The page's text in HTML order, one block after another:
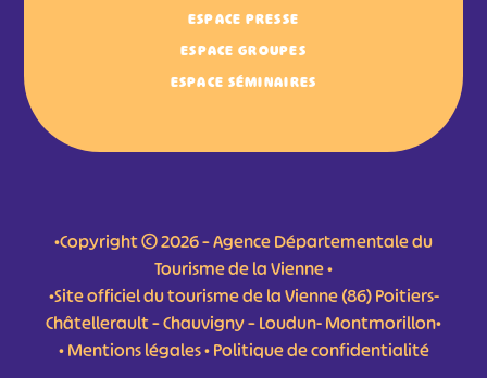
ESPACE PRESSE
ESPACE GROUPES
ESPACE SÉMINAIRES
•Copyright © 2026 – Agence Départementale du
Tourisme de la Vienne •
•Site officiel du tourisme de la Vienne (86) Poitiers-
Châtellerault – Chauvigny – Loudun- Montmorillon•
•Mentions légales•Politique de confidentialité